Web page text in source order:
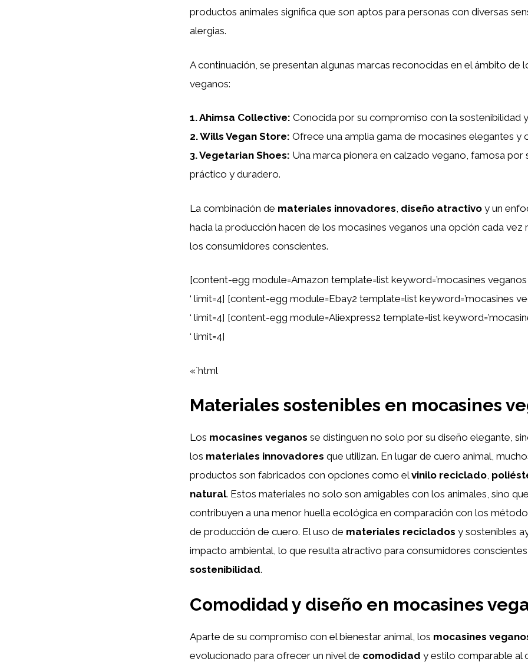
productos animales significa que son aptos para personas con diversas
alergias.
A continuación, se presentan algunas marcas reconocidas en el ámbito de
veganos:
1.Ahimsa Collective: Conocida por su compromiso con la sostenibilidad
2.Wills Vegan Store: Ofrece una amplia gama de mocasines elegantes y
3.Vegetarian Shoes: Una marca pionera en calzado vegano, famosa por
práctico y duradero.
La combinación de materiales innovadores diseño atractivo y un
hacia la producción hacen de los mocasines veganos una opción cada vez
los consumidores conscientes.
[content-egg module=Amazon template=list keyword=’mocasines veganos
‘ limit=4] [content-egg module=Ebay2 template=list keyword=’mocasines
‘ limit=4] [content-egg module=Aliexpress2 template=list
‘ limit=4]
«`html
Materiales sostenibles en mocasines
Los mocasines veganos se distinguen no solo por su diseño elegante,
los materiales innovadores que utilizan. En lugar de cuero animal,
productos son fabricados con opciones como elvinilo reciclado,
natural. Estos materiales no solo son amigables con los animales, sino
contribuyen a una menor huella ecológica en comparación con los
de producción de cuero. El uso de materiales reciclados y sostenibles
impacto ambiental, lo que resulta atractivo para consumidores
sostenibilidad.
Comodidad y diseño en mocasines
Aparte de su compromiso con el bienestar animal, los mocasines
evolucionado para ofrecer un nivel de comodidad y estilo comparable al